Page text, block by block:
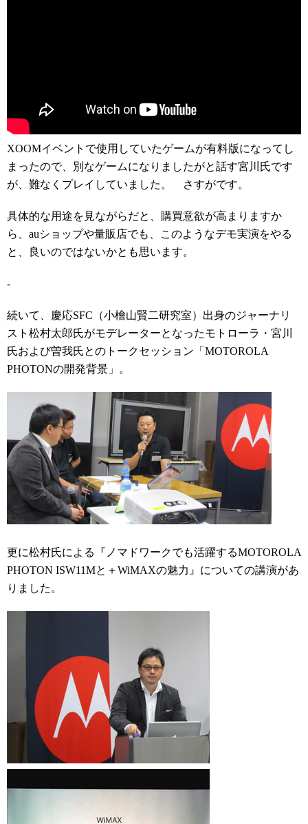
XOOMイベントで使用していたゲームが有料版になってし
まったので、別なゲームになりましたがと話す宮川氏です
が、難なくプレイしていました。 さすがです。
具体的な用途を見ながらだと、購買意欲が高まりますか
ら、auショップや量販店でも、このようなデモ実演をやる
と、良いのではないかとも思います。
-
続いて、慶応SFC（小檜山賢二研究室）出身のジャーナリ
スト松村太郎氏がモデレーターとなったモトローラ・宮川
氏および曽我氏とのトークセッション「MOTOROLA
PHOTONの開発背景」。
更に松村氏による『ノマドワークでも活躍するMOTOROLA
PHOTON ISW11Mと＋WiMAXの魅力』についての講演があ
りました。